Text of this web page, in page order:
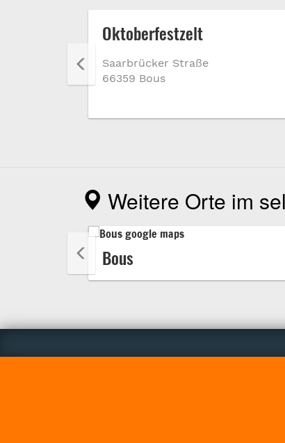
Oktoberfestzelt
Saarbrücker Straße
66359 Bous
Weitere Orte im
Bous